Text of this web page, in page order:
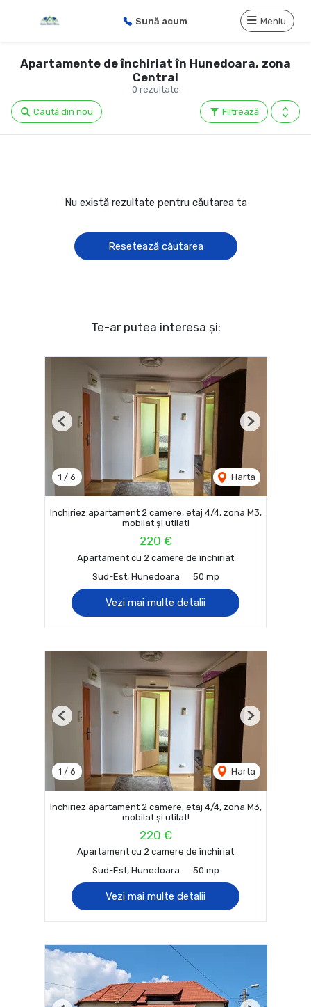
Sună acum Meniu
0 rezultate
Apartamente de închiriat în Hunedoara, zona
Central
Filtrează
Caută din nou
Nu există rezultate pentru căutarea ta
Resetează căutarea
Te-ar putea interesa și:
1 / 6 Harta
Previous Next
Inchiriez apartament 2 camere, etaj 4/4, zona M3,
mobilat și utilat!
220 €
Apartament cu 2 camere de închiriat
Sud-Est, Hunedoara
50 mp
Vezi mai multe detalii
1 / 6 Harta
Previous Next
Inchiriez apartament 2 camere, etaj 4/4, zona M3,
mobilat și utilat!
220 €
Apartament cu 2 camere de închiriat
Sud-Est, Hunedoara
50 mp
Vezi mai multe detalii